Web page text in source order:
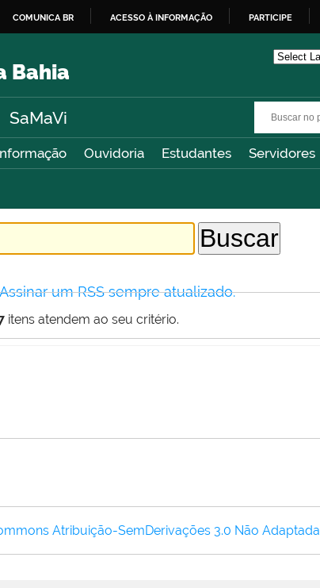
O
COMUNICA BR ACESSO À INFORMAÇÃO PARTICIPE
Bahia
SaMaVi
Ouvidoria Estudantes Servidores
Assinar um RSS sempre atualizado.
itens atendem ao seu critério.
Atribuição-SemDerivações 3.0 Não Adaptada